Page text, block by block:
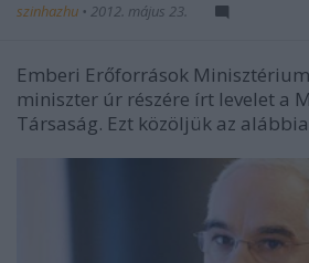
szinhazhu • 2012. május 23.
Emberi Erőforrások
miniszter úr részére írt levelet a
Társaság. Ezt közöljük az